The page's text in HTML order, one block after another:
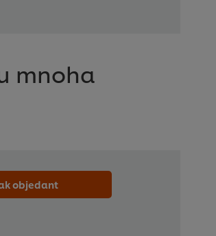
mnoha
objedant